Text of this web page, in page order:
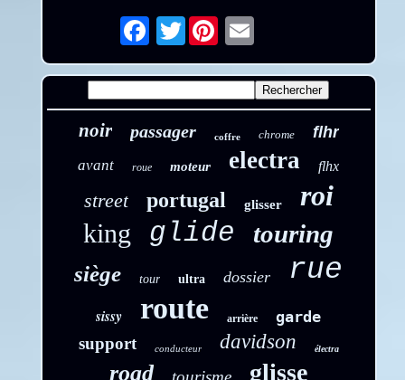
Twitter Email
noir passager coffre chrome flhr
avant roue moteur electra flhx
street portugal glisser roi
king glide touring
siège tour ultra dossier rue
sissy route arrière garde
support conducteur davidson électra
road glisse